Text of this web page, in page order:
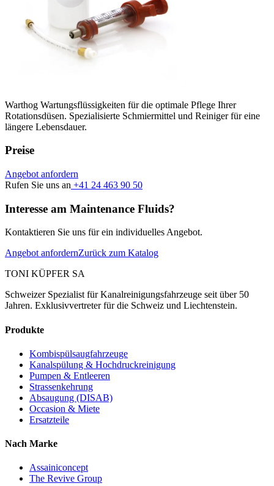
Warthog Wartungsflüssigkeiten für die optimale Pflege Ihrer
Rotationsdüsen. Spezialisierte Schmiermittel und Reiniger für eine
längere Lebensdauer.
Preise
Angebot anfordern
Rufen Sie uns an +41 24 463 90 50
Interesse am Maintenance Fluids?
Kontaktieren Sie uns für ein individuelles Angebot.
Angebot anfordernZurück zum Katalog
TONI KÜPFER SA
Schweizer Spezialist für Kanalreinigungsfahrzeuge seit über 50
Jahren. Exklusivvertreter für die Schweiz und Liechtenstein.
Produkte
Kombispülsaugfahrzeuge
Kanalspülung & Hochdruckreinigung
Pumpen & Entleeren
Strassenkehrung
Absaugung (DISAB)
Occasion & Miete
Ersatzteile
Nach Marke
Assainiconcept
The Revive Group